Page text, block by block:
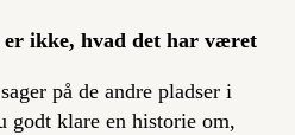
er ikke, hvad det har været
på de andre pladser i
godt klare en historie om,